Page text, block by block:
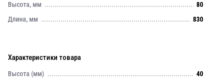
Высота, мм
80
Длина, мм
830
Характеристики товара
Высота (мм)
40